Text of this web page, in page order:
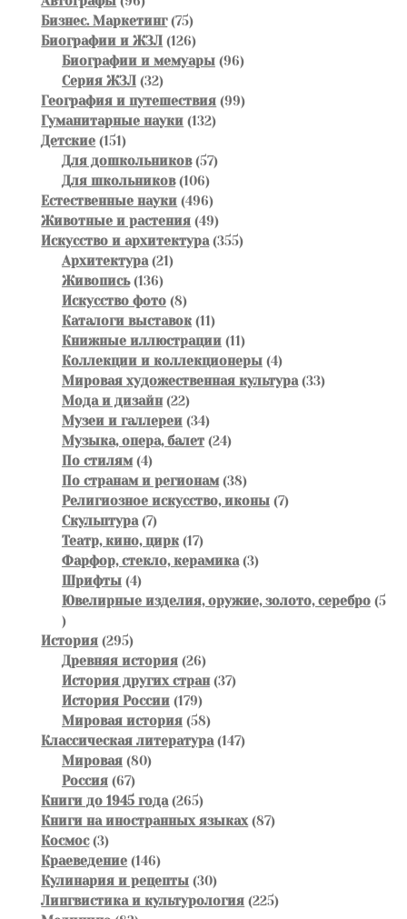
товаров
Бизнес. Маркетинг 7575
товаров
Биографии и ЖЗЛ 126126
товаров
Биографии и мемуары 9696
Серия ЖЗЛ 3232
товара
География и путешествия 9999
Гуманитарные науки 132132
Детские 151151
товар
Для дошкольников 5757
Для школьников 106106
товаров
Естественные науки 496496
товаров
Животные и растения 4949
товаров
Искусство и архитектура 355355
Архитектура 2121
Живопись 136136
товаров
Искусство фото 88
товаров
Каталоги выставок 1111
товаров
Книжные иллюстрации 1111
товаров
Коллекции и коллекционеры 44
товара
Мировая художественная культура 3333
Мода и дизайн 2222
товара
Музеи и галлереи 3434
товара
Музыка, опера, балет 2424
По стилям 44
товара
По странам и регионам 3838
товаров
Религиозное искусство, иконы 77
Скульптура 77
товаров
Театр, кино, цирк 1717
товаров
Фарфор, стекло, керамика 33
Шрифты 44
товара
Ювелирные изделия, оружие, золото, серебро 5
5
товаров
История 295295
товаров
Древняя история 2626
товаров
История других стран 3737
История России 179179
товаров
Мировая история 5858
товаров
Классическая литература 147147
Мировая 8080
Россия 6767
товаров
Книги до 1945 года 265265
товаров
Книги на иностранных языках 8787
Космос 33
товара
Краеведение 146146
товаров
Кулинария и рецепты 3030
товаров
Лингвистика и культурология 225225